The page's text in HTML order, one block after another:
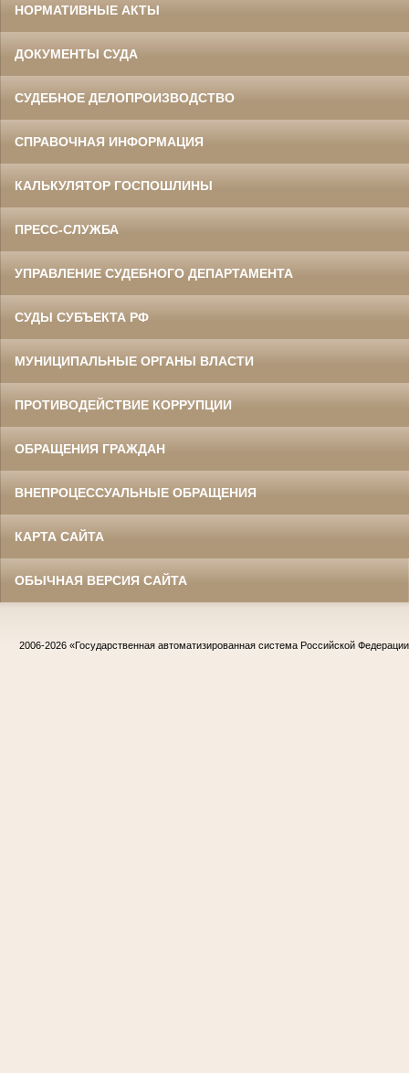
НОРМАТИВНЫЕ АКТЫ
ДОКУМЕНТЫ СУДА
СУДЕБНОЕ ДЕЛОПРОИЗВОДСТВО
СПРАВОЧНАЯ ИНФОРМАЦИЯ
КАЛЬКУЛЯТОР ГОСПОШЛИНЫ
ПРЕСС-СЛУЖБА
УПРАВЛЕНИЕ СУДЕБНОГО ДЕПАРТАМЕНТА
СУДЫ СУБЪЕКТА РФ
МУНИЦИПАЛЬНЫЕ ОРГАНЫ ВЛАСТИ
ПРОТИВОДЕЙСТВИЕ КОРРУПЦИИ
ОБРАЩЕНИЯ ГРАЖДАН
ВНЕПРОЦЕССУАЛЬНЫЕ ОБРАЩЕНИЯ
КАРТА САЙТА
ОБЫЧНАЯ ВЕРСИЯ САЙТА
2006-2026 «Государственная автоматизированная система Российской